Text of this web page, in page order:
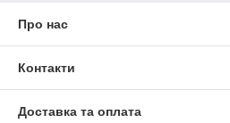
Про нас
Контакти
Доставка та оплата